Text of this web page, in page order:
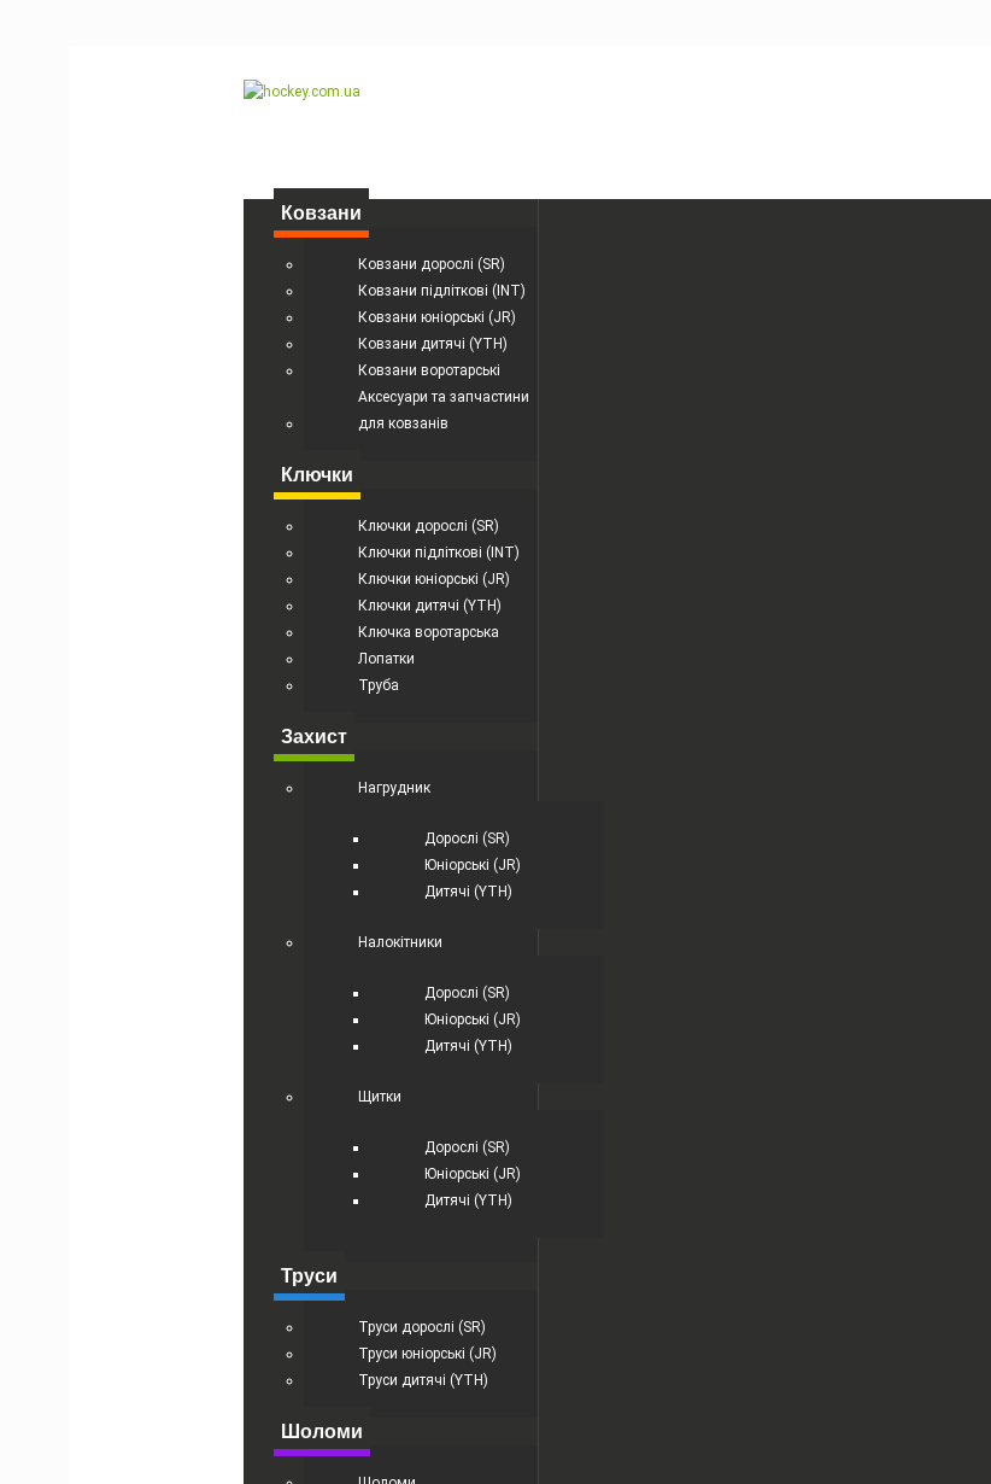
Ковзани
Ковзани дорослі (SR)
Ковзани підліткові (INT)
Ковзани юніорські (JR)
Ковзани дитячі (YTH)
Ковзани воротарські
Аксесуари та запчастини
для ковзанів
Ключки
Ключки дорослі (SR)
Ключки підліткові (INT)
Ключки юніорські (JR)
Ключки дитячі (YTH)
Ключка воротарська
Лопатки
Труба
Захист
Нагрудник
Дорослі (SR)
Юніорські (JR)
Дитячі (YTH)
Налокітники
Дорослі (SR)
Юніорські (JR)
Дитячі (YTH)
Щитки
Дорослі (SR)
Юніорські (JR)
Дитячі (YTH)
Труси
Труси дорослі (SR)
Труси юніорські (JR)
Труси дитячі (YTH)
Шоломи